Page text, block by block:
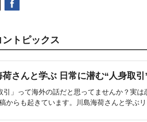
ントピックス
荷さんと学ぶ 日常に潜む“人身取
引」って海外の話だと思ってませんか？実
からも起きています。川島海荷さんと学ぶリ